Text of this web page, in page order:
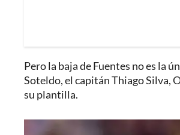
Pero la baja de Fuentes no es la
Soteldo, el capitán Thiago Silva,
su plantilla.